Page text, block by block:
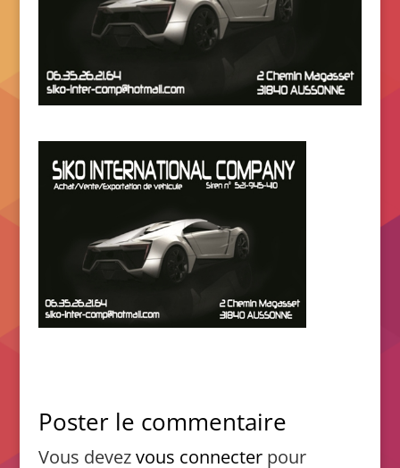
Poster le commentaire
Vous devezvous connecterpour